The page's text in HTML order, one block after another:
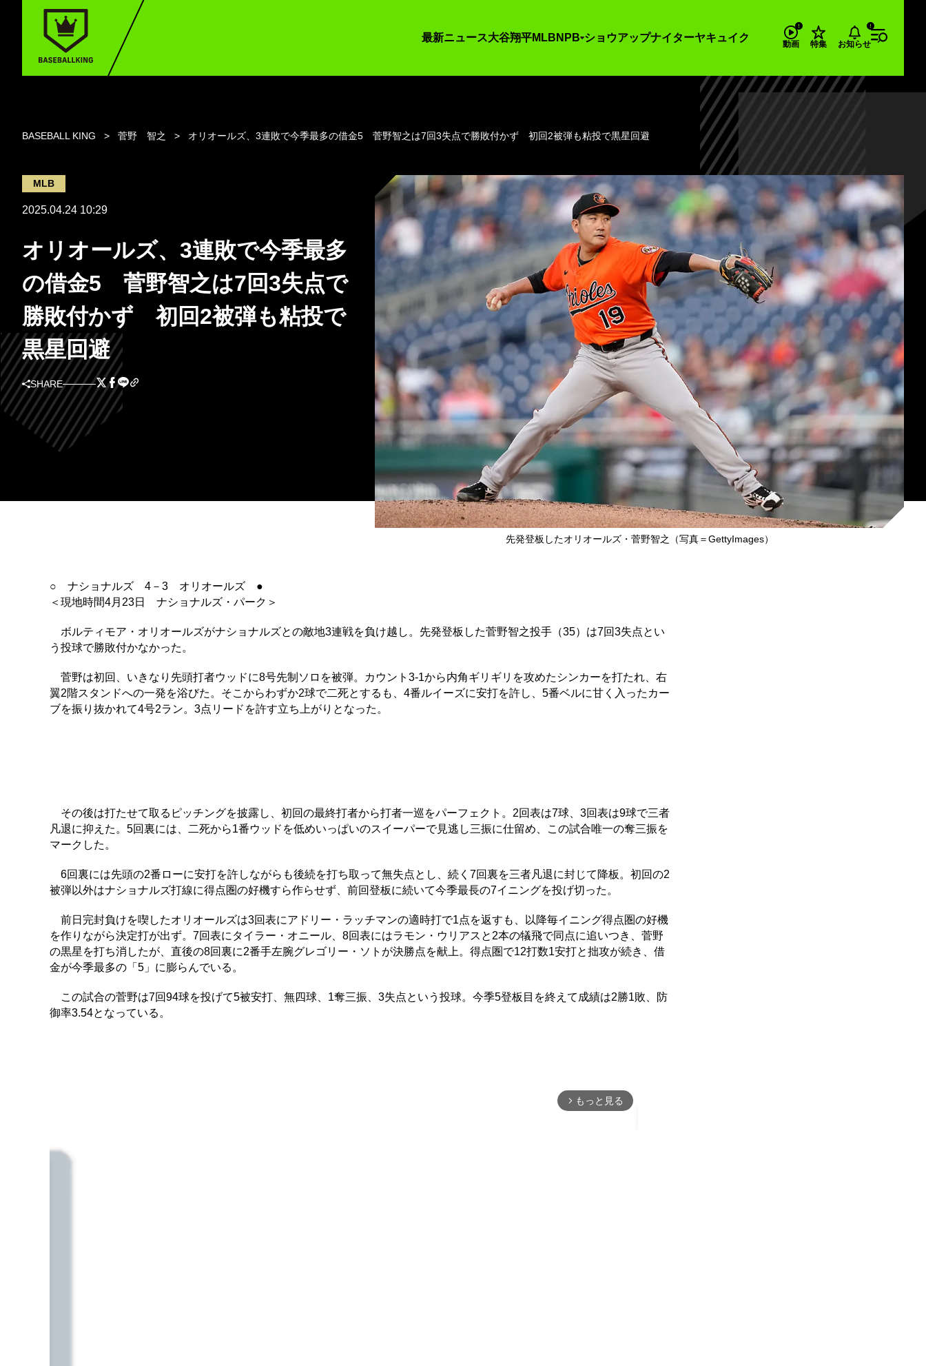
最新ニュース大谷翔平MLB NPB ショウアップナイターヤキュイク
動画 特集 お知らせ
BASEBALL KING 菅野 智之 オリオールズ、3連敗で今季最多の借金5 菅野智之は7回3失点で勝敗付かず 初回2被弾も粘投で黒星回避
MLB
2025.04.24 10:29
オリオールズ、3連敗で今季最多
の借金5 菅野智之は7回3失点で
勝敗付かず 初回2被弾も粘投で
黒星回避
SHARE
先発登板したオリオールズ・菅野智之（写真＝GettyImages）
○ ナショナルズ 4－3 オリオールズ ●
＜現地時間4月23日 ナショナルズ・パーク＞
ボルティモア・オリオールズがナショナルズとの敵地3連戦を負け越し。先発登板した菅野智之投手（35）は7回3失点とい
う投球で勝敗付かなかった。
菅野は初回、いきなり先頭打者ウッドに8号先制ソロを被弾。カウント3-1から内角ギリギリを攻めたシンカーを打たれ、右
翼2階スタンドへの一発を浴びた。そこからわずか2球で二死とするも、4番ルイーズに安打を許し、5番ベルに甘く入ったカー
ブを振り抜かれて4号2ラン。3点リードを許す立ち上がりとなった。
その後は打たせて取るピッチングを披露し、初回の最終打者から打者一巡をパーフェクト。2回表は7球、3回表は9球で三者
凡退に抑えた。5回裏には、二死から1番ウッドを低めいっぱいのスイーパーで見逃し三振に仕留め、この試合唯一の奪三振を
マークした。
6回裏には先頭の2番ローに安打を許しながらも後続を打ち取って無失点とし、続く7回裏を三者凡退に封じて降板。初回の2
被弾以外はナショナルズ打線に得点圏の好機すら作らせず、前回登板に続いて今季最長の7イニングを投げ切った。
前日完封負けを喫したオリオールズは3回表にアドリー・ラッチマンの適時打で1点を返すも、以降毎イニング得点圏の好機
を作りながら決定打が出ず。7回表にタイラー・オニール、8回表にはラモン・ウリアスと2本の犠飛で同点に追いつき、菅野
の黒星を打ち消したが、直後の8回裏に2番手左腕グレゴリー・ソトが決勝点を献上。得点圏で12打数1安打と拙攻が続き、借
金が今季最多の「5」に膨らんでいる。
この試合の菅野は7回94球を投げて5被安打、無四球、1奪三振、3失点という投球。今季5登板目を終えて成績は2勝1敗、防
御率3.54となっている。
arrow_forward_ios もっと見る